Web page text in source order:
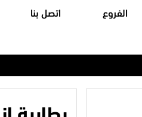
الفروع اتصل بنا